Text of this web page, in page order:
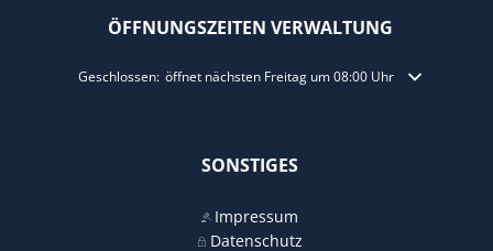
ÖFFNUNGSZEITEN VERWALTUNG
Klicken, um weitere Öffnungs- oder Schließzeiten auszublenden
Geschlossen: öffnet nächsten Freitag um 08:00 Uhr
SONSTIGES
Impressum
Datenschutz